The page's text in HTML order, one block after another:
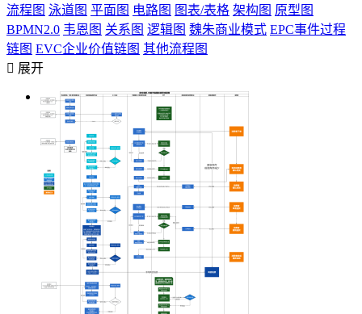
流程图 泳道图 平面图 电路图 图表/表格 架构图 原型图
BPMN2.0 韦恩图 关系图 逻辑图 魏朱商业模式 EPC事件过程
链图 EVC企业价值链图 其他流程图
 展开